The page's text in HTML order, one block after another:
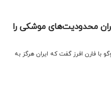
محدودیت‌های موشکی را
با فارن افرز گفت که ایران هرگز به